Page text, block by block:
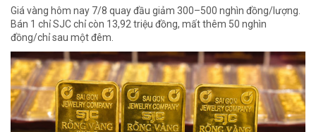
Giá vàng hôm nay 7/8 quay đầu giảm 300–500 nghìn đồng/lượng.
Bán 1 chỉ SJC chỉ còn 13,92 triệu đồng, mất thêm 50 nghìn
đồng/chỉ sau một đêm.